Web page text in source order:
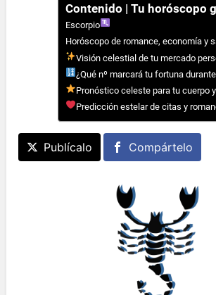
Contenido | Tu horóscopo
Escorpio
Horóscopo de romance, economía y
Visión celestial de tu mercado
¿Qué nº marcará tu fortuna
Pronóstico celeste para tu cuerpo
Predicción estelar de citas y
Publícalo Compártelo